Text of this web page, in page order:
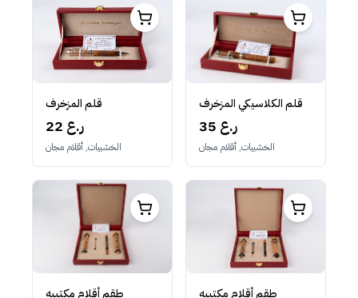
قلم المزخرف
22 ر.ع
الخشبيات, أقلام مجان
قلم الكلاسيكي المزخرف
35 ر.ع
الخشبيات, أقلام مجان
طقم أقلام مكتبيه طقم أقلام مكتبيه